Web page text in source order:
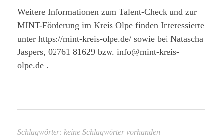
Weitere Informationen zum Talent-Check und zur
MINT-Förderung im Kreis Olpe finden Interessierte
unter https://mint-kreis-olpe.de/ sowie bei Natascha
Jaspers, 02761 81629 bzw. info@mint-kreis-
olpe.de .
Schlagwörter: keine Schlagwörter vorhanden